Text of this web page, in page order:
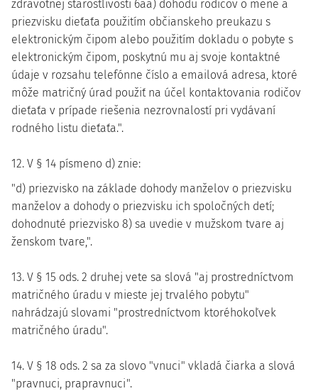
zdravotnej starostlivosti 6aa) dohodu rodičov o mene a
priezvisku dieťaťa použitím občianskeho preukazu s
elektronickým čipom alebo použitím dokladu o pobyte s
elektronickým čipom, poskytnú mu aj svoje kontaktné
údaje v rozsahu telefónne číslo a emailová adresa, ktoré
môže matričný úrad použiť na účel kontaktovania rodičov
dieťaťa v prípade riešenia nezrovnalostí pri vydávaní
rodného listu dieťaťa.".
12. V § 14 písmeno d) znie:
"d) priezvisko na základe dohody manželov o priezvisku
manželov a dohody o priezvisku ich spoločných detí;
dohodnuté priezvisko 8) sa uvedie v mužskom tvare aj
ženskom tvare,".
13. V § 15 ods. 2 druhej vete sa slová "aj prostredníctvom
matričného úradu v mieste jej trvalého pobytu"
nahrádzajú slovami "prostredníctvom ktoréhokoľvek
matričného úradu".
14. V § 18 ods. 2 sa za slovo "vnuci" vkladá čiarka a slová
"pravnuci, prapravnuci".